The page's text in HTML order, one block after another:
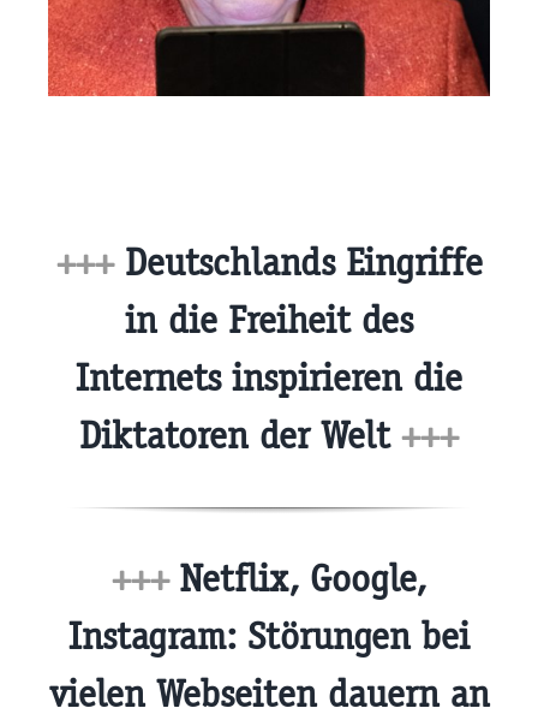
+++Deutschlands Eingriffe
in die Freiheit des
Internets inspirieren die
Diktatoren der Welt +++
+++Netflix, Google,
Instagram: Störungen bei
vielen Webseiten dauern an